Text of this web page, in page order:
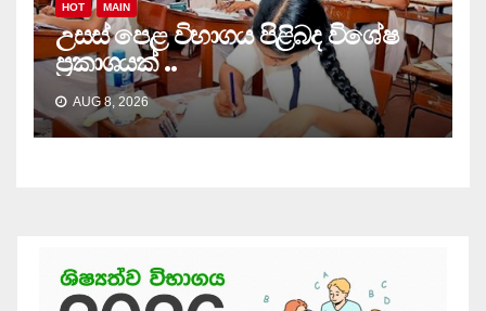
HOT MAIN
උසස් පෙළ විභාගය පිළිබද විශේෂ
ප්‍රකාශයක් ..
AUG 8, 2026